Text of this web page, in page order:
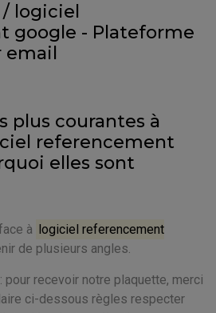
logiciel
google - Plateforme
plus courantes à
referencement
elles sont
à logiciel referencement
de plusieurs angles.
: pour recevoir notre plaquette, merci
ci-dessous règles respecter